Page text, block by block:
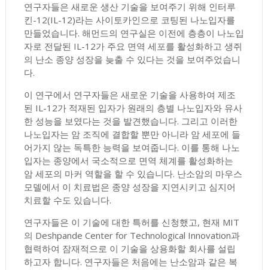
연구자들은 새로운 생산 기술을 보여주기 위해 인터루
킨-12(IL-12)라는 사이토카인으로 코팅된 나노입자를
만들었습니다. 해먼드의 연구실은 이전에 층층이 나노입
자로 전달된 IL-12가 주요 면역 세포를 활성화하고 생쥐
의 난소 종양 성장을 늦출 수 있다는 것을 보여주었습니
다.
이 연구에서 연구자들은 새로운 기술을 사용하여 제조
된 IL-12가 적재된 입자가 원래의 층별 나노입자와 유사
한 성능을 보였다는 것을 발견했습니다. 그리고 이러한
나노입자는 암 조직에 결합할 뿐만 아니라 암 세포에 들
어가지 않는 독특한 능력을 보여줍니다. 이를 통해 나노
입자는 종양에서 국소적으로 면역 체계를 활성화하는
암 세포의 마커 역할을 할 수 있습니다. 난소암의 마우스
모델에서 이 치료법은 종양 성장을 지연시키고 심지어
치료할 수도 있습니다.
연구자들은 이 기술에 대한 특허를 신청했고, 현재 MIT
의 Deshpande Center for Technological Innovation과
협력하여 잠재적으로 이 기술을 상용화할 회사를 설립
하고자 합니다. 연구자들은 처음에는 난소암과 같은 복